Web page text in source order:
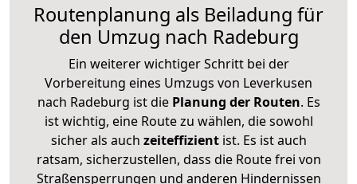
Routenplanung als Beiladung für
den Umzug nach Radeburg
Ein weiterer wichtiger Schritt bei der
Vorbereitung eines Umzugs von Leverkusen
nach Radeburg ist diePlanung der Routen. Es
ist wichtig, eine Route zu wählen, die sowohl
sicher als auch zeiteffizientist. Es ist auch
ratsam, sicherzustellen, dass die Route frei von
Straßensperrungen und anderen Hindernissen